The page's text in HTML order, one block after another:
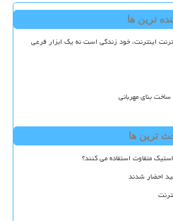
ترین ها
اینترنت، خود زندگی است نه یک ابزار فرعی
بنای مهربانی
ترین ها
متفاوت استفاده می کنند؟
احضار شدند